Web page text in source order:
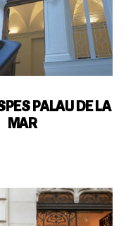
PALAU DE LA
MAR